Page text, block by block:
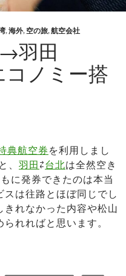
,海外, 空の旅,航空会社
羽田
コノミー搭
典航空券を利用しまし
羽田⇄台北は全然空き
に発券できたのは本当
は往路とほぼ同じでし
れなかった内容や松山
れればと思います。
NH852 子連れエコノミー